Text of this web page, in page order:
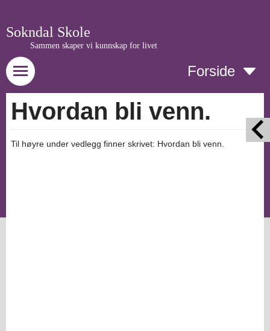
Sokndal Skole
Sammen skaper vi kunnskap for livet
Forside
Hvordan bli venn.
Til høyre under vedlegg finner skrivet: Hvordan bli venn.